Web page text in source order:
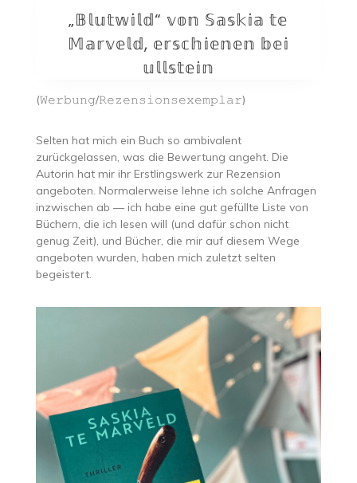
„𝔹𝕝𝕦𝕥𝕨𝕚𝕝𝕕“ 𝕧𝕠𝕟 𝕊𝕒𝕤𝕜𝕚𝕒 𝕥𝕖
𝕄𝕒𝕣𝕧𝕖𝕝𝕕, 𝕖𝕣𝕤𝕔𝕙𝕚𝕖𝕟𝕖𝕟 𝕓𝕖𝕚
𝕦𝕝𝕝𝕤𝕥𝕖𝕚𝕟
(𝚆𝚎𝚛𝚋𝚞𝚗𝚐/𝚁𝚎𝚣𝚎𝚗𝚜𝚒𝚘𝚗𝚜𝚎𝚡𝚎𝚖𝚙𝚕𝚊𝚛)
Selten hat mich ein Buch so ambivalent
zurückgelassen, was die Bewertung angeht. Die
Autorin hat mir ihr Erstlingswerk zur Rezension
angeboten. Normalerweise lehne ich solche Anfragen
inzwischen ab — ich habe eine gut gefüllte Liste von
Büchern, die ich lesen will (und dafür schon nicht
genug Zeit), und Bücher, die mir auf diesem Wege
angeboten wurden, haben mich zuletzt selten
begeistert.